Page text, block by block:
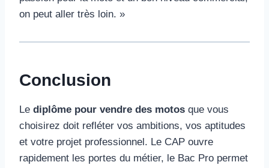
on peut aller très loin. »
Conclusion
Le diplôme pour vendre des motos que vous
choisirez doit refléter vos ambitions, vos aptitudes
et votre projet professionnel. Le CAP ouvre
rapidement les portes du métier, le Bac Pro permet